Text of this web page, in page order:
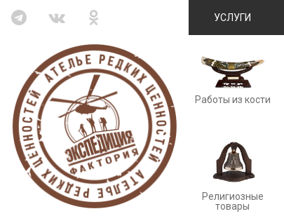
УСЛУГИ
Работы из кости
Религиозные
товары